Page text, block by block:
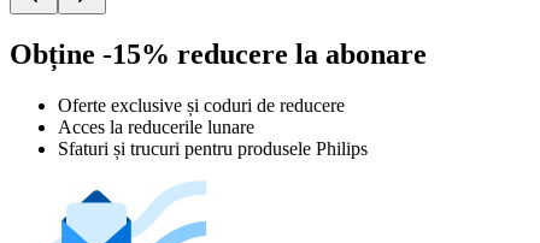
Obține -15% reducere la abonare
Oferte exclusive și coduri de reducere
Acces la reducerile lunare
Sfaturi și trucuri pentru produsele Philips